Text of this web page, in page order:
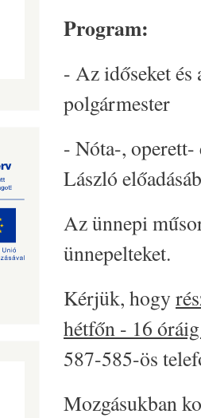
Program:
- Az időseket és
polgármester
- Nóta-, operett-
László
Az ünnepi
ünnepelteket.
Kérjük, hogy
hétfőn - 16
587-585-ös
Mozgásukban